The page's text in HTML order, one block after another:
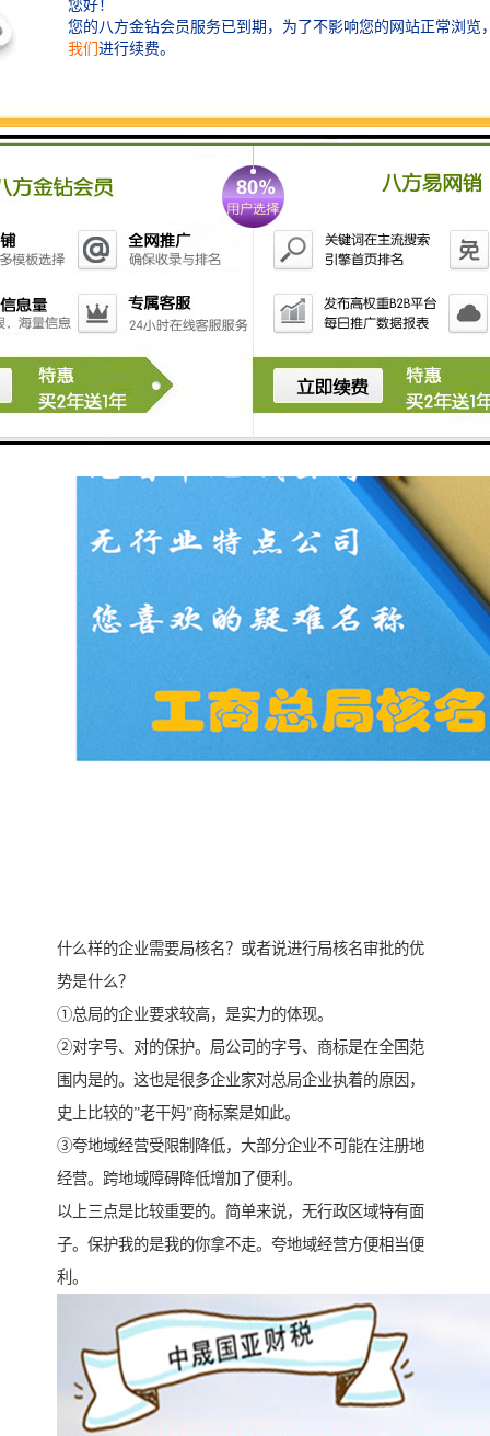
样的，如果需要加括号中国的话，字号必须跟外资公司
音译过来一致！需要的材料比较复杂。难度大。
什么样的企业需要局核名？或者说进行局核名审批的优
势是什么？
①总局的企业要求较高，是实力的体现。
②对字号、对的保护。局公司的字号、商标是在全国范
围内是的。这也是很多企业家对总局企业执着的原因，
史上比较的”老干妈”商标案是如此。
③夸地域经营受限制降低，大部分企业不可能在注册地
经营。跨地域障碍降低增加了便利。
以上三点是比较重要的。简单来说，无行政区域特有面
子。保护我的是我的你拿不走。夸地域经营方便相当便
利。